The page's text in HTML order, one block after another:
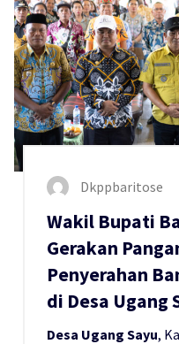
Dkppbaritose
Wakil Bupati
Gerakan
Penyerahan
di Desa Ugang
Desa Ugang Sayu,